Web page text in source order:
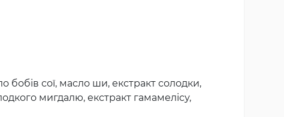
бобів сої, масло ши, екстракт солодки,
мигдалю, екстракт гамамелісу,